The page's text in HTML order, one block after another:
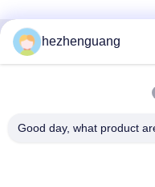
Contactez
avenue de
hezhenguang
Good day, what product